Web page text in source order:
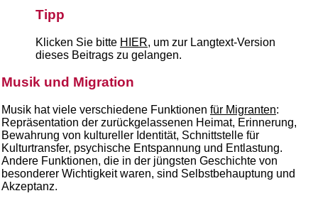
Tipp
Klicken Sie bitte HIER, um zur Langtext-Version
dieses Beitrags zu gelangen.
Musik und Migration
Musik hat viele verschiedene Funktionen für Migranten:
Repräsentation der zurückgelassenen Heimat, Erinnerung,
Bewahrung von kultureller Identität, Schnittstelle für
Kulturtransfer, psychische Entspannung und Entlastung.
Andere Funktionen, die in der jüngsten Geschichte von
besonderer Wichtigkeit waren, sind Selbstbehauptung und
Akzeptanz.